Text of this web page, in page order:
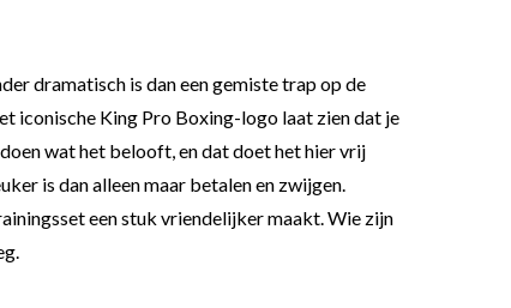
dramatisch is dan een gemiste trap op de
iconische King Pro Boxing-logo laat zien dat je
wat het belooft, en dat doet het hier vrij
is dan alleen maar betalen en zwijgen.
een stuk vriendelijker maakt. Wie zijn